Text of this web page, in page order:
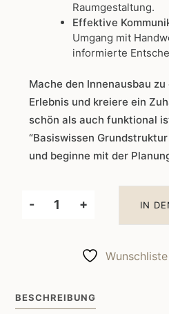
Raumgestaltung.
Effektive
Umgang mit
informierte
Mache den Innenausbau
Erlebnis und kreiere ein
schön als auch funktional
“Basiswissen
und beginne mit der
-
verstehen
+ IN
BESCHREIBUNG